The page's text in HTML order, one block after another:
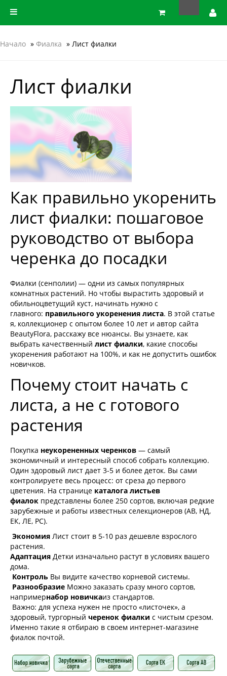
Начало » Фиалка » Лист фиалки
Лист фиалки
Как правильно укоренить
лист фиалки: пошаговое
руководство от выбора
черенка до посадки
Фиалки (сенполии) — одни из самых популярных
комнатных растений. Но чтобы вырастить здоровый и
обильноцветущий куст, начинать нужно с
главного: правильного укоренения листа. В этой статье
я, коллекционер с опытом более 10 лет и автор сайта
BeautyFlora, расскажу все нюансы. Вы узнаете, как
выбрать качественный лист фиалки, какие способы
укоренения работают на 100%, и как не допустить ошибок
новичков.
Почему стоит начать с
листа, а не с готового
растения
Покупка неукорененных черенков — самый
экономичный и интересный способ собрать коллекцию.
Один здоровый лист дает 3-5 и более деток. Вы сами
контролируете весь процесс: от среза до первого
цветения. На странице каталога листьев
фиалок представлены более 250 сортов, включая редкие
зарубежные и работы известных селекционеров (АВ, НД,
ЕК, ЛЕ, РС).
Экономия Лист стоит в 5-10 раз дешевле взрослого
растения.
Адаптация Детки изначально растут в условиях вашего
дома.
Контроль Вы видите качество корневой системы.
Разнообразие Можно заказать сразу много сортов,
напримернабор новичкаиз стандартов.
Важно: для успеха нужен не просто «листочек», а
здоровый, тургорный черенок фиалки с чистым срезом.
Именно такие я отбираю в своем интернет-магазине
фиалок почтой.